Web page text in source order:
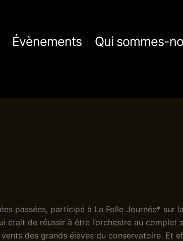
Évènements Qui sommes-
passées, participé à La Folle Journée*
était de réussir à être l’orchestre au complet
des grands élèves du conservatoire.